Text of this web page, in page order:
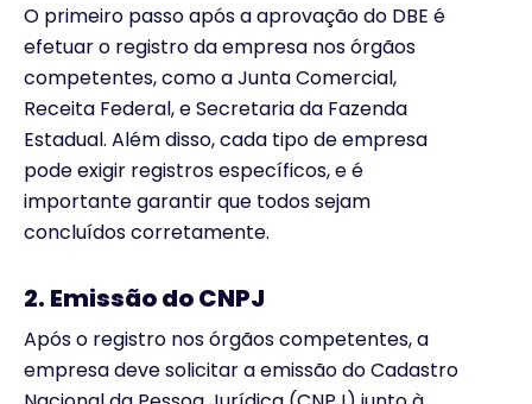
O primeiro passo após a aprovação do DBE é
efetuar o registro da empresa nos órgãos
competentes, como a Junta Comercial,
Receita Federal, e Secretaria da Fazenda
Estadual. Além disso, cada tipo de empresa
pode exigir registros específicos, e é
importante garantir que todos sejam
concluídos corretamente.
2. Emissão do CNPJ
Após o registro nos órgãos competentes, a
empresa deve solicitar a emissão do Cadastro